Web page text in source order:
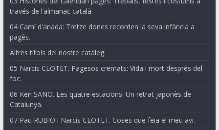
través de l’almanac català.
04 Camí d'anada: Tretze dones recorden la seva infància a
pagès.
Altres títols del nostre catàleg:
05 Narcís CLOTET. Pagesos cremats: Vida i mort després del
foc.
06 Ken SANO. Les quatre estacions: Un retrat japonès de
Catalunya.
07 Pau RUBIO i Narcís CLOTET. Coses que feia el meu avi.